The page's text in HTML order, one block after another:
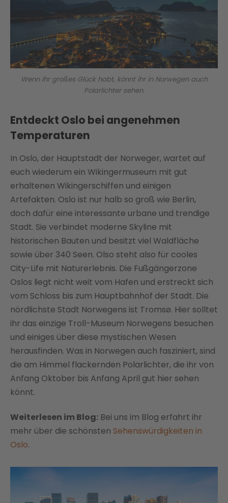
Wenn ihr großes Glück habt, könnt ihr in Norwegen auch
Polarlichter sehen.
Entdeckt Oslo bei angenehmen
Temperaturen
In Oslo, der Hauptstadt der Norweger, wartet auf
euch wiederum ein Wikingermuseum mit gut
erhaltenen Wikingerschiffen und einigen
Artefakten. Oslo ist nur halb so groß wie Berlin,
doch dafür eine interessante urbane und trendige
Stadt. Sie verbindet moderne Skyline mit
historischen Bauten und besitzt viel Waldfläche
sowie über 340 Seen. Olso steht also für cooles
City-Life mit Naturerlebnis. Die Fußgängerzone
Oslos liegt nicht weit vom Hafen und erstreckt sich
vom Schloss bis zum Hauptbahnhof der Stadt. Die
nördlichste Stadt Norwegens ist Tromsø. Hier solltet
ihr das einzige Troll-Museum Norwegens besuchen
und einiges über diese mystischen Wesen
herausfinden. Was in Norwegen auch fasziniert, sind
die am Himmel flackernden Polarlichter, die ihr von
Anfang Oktober bis Anfang April gut hier sehen
könnt.
Weiterlesen im Blog: Bei uns im Blog erfahrt ihr
mehr über die schönsten Sehenswürdigkeiten in
Oslo.